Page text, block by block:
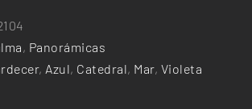
, Panorámicas
, Azul, Catedral, Mar, Violeta